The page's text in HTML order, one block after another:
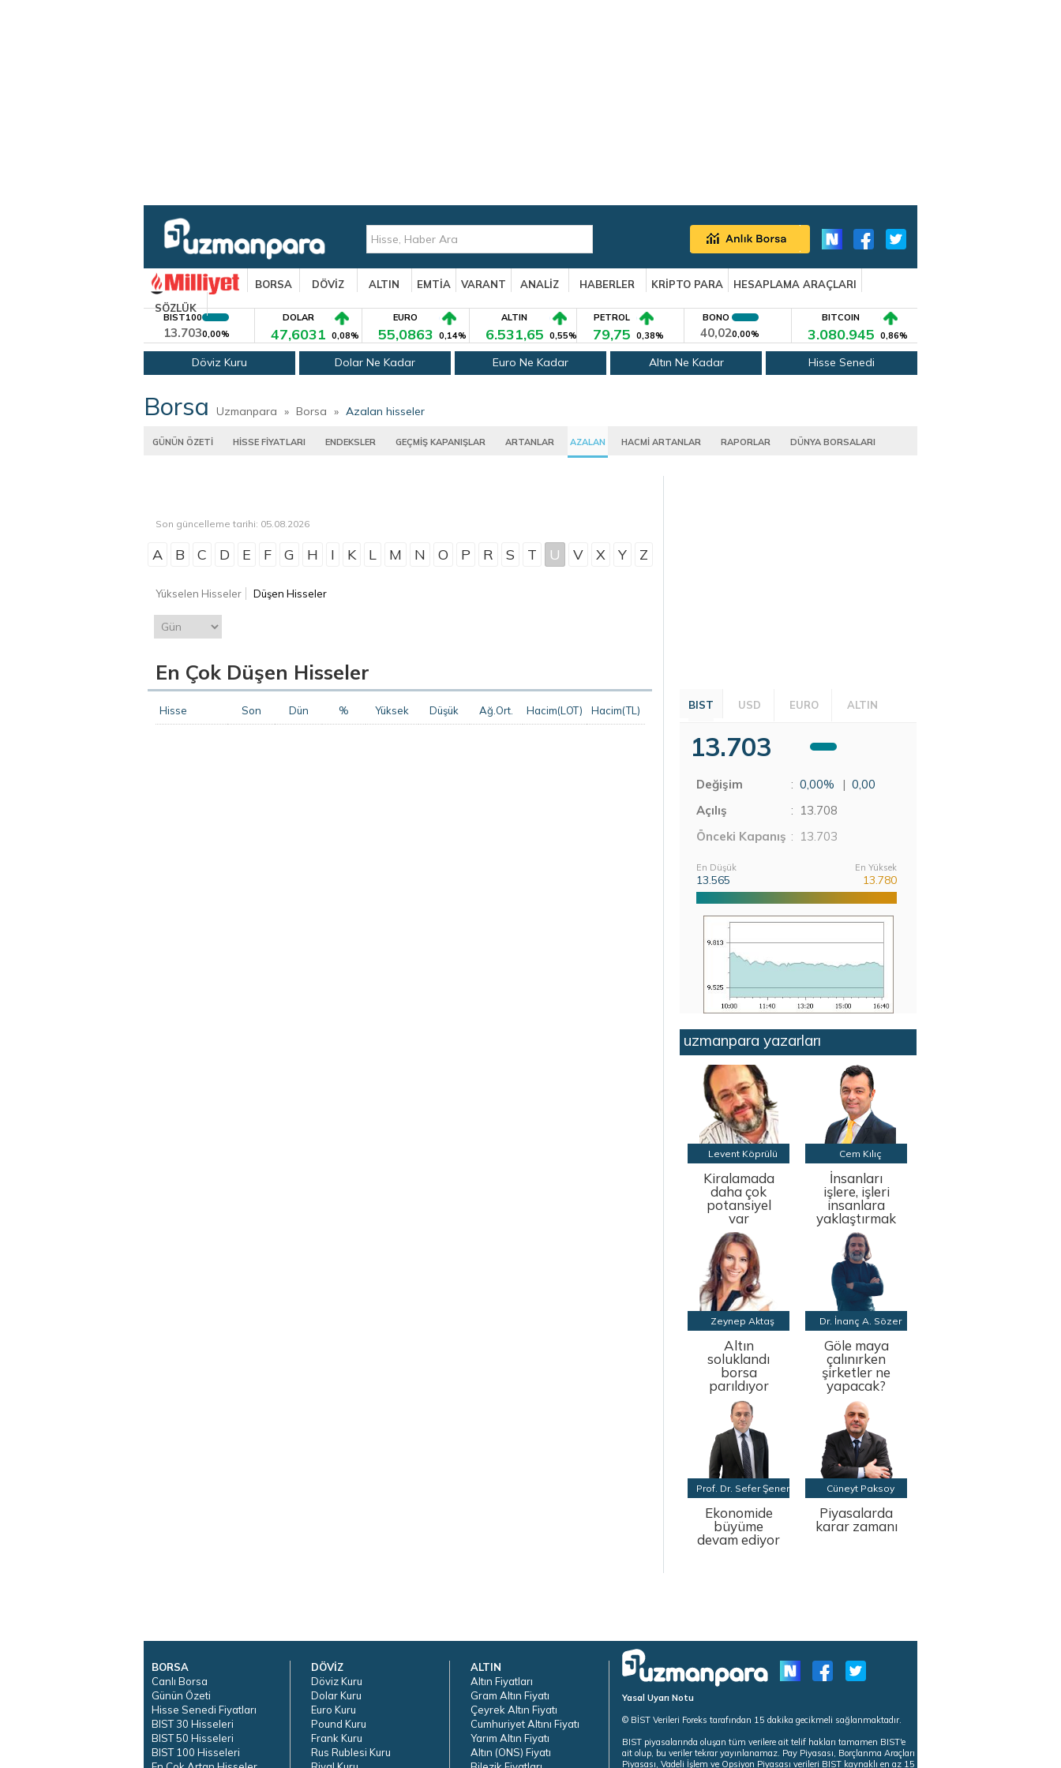
BORSA DÖVİZ ALTIN EMTİA VARANT ANALİZ HABERLER KRİPTO PARA
HESAPLAMA ARAÇLARI
SÖZLÜK
BIST100
13.7030,00%
DOLAR
47,6031 0,08%
EURO
55,0863 0,14%
ALTIN
6.531,65 0,55%
PETROL
79,75 0,38%
BONO
40,020,00%
BITCOIN
3.080.945 0,86%
Döviz Kuru Dolar Ne Kadar Euro Ne Kadar Altın Ne Kadar Hisse Senedi
Borsa Uzmanpara » Borsa » Azalan hisseler
GÜNÜN ÖZETİ HİSSE FİYATLARI ENDEKSLER GEÇMİŞ KAPANIŞLAR ARTANLAR AZALAN HACMİ ARTANLAR RAPORLAR DÜNYA BORSALARI
Son güncelleme tarihi: 05.08.2026
A B C D E F G H I K L M N O P R S T U V X Y Z
Yükselen Hisseler Düşen Hisseler
En Çok Düşen Hisseler
Hisse Son Dün % Yüksek Düşük Ağ.Ort. Hacim(LOT) Hacim(TL) BIST USD EURO ALTIN
13.703
Değişim : 0,00% | 0,00
Açılış
: 13.708
Önceki Kapanış : 13.703
En Düşük
13.565
En Yüksek
13.780
uzmanpara yazarları
Levent Köprülü
Kiralamada
daha çok
potansiyel
var
Cem Kılıç
İnsanları
işlere, işleri
insanlara
yaklaştırmak
Zeynep Aktaş
Altın
soluklandı
borsa
parıldıyor
Dr. İnanç A. Sözer
Göle maya
çalınırken
şirketler ne
yapacak?
Prof. Dr. Sefer Şener
Ekonomide
büyüme
devam ediyor
Cüneyt Paksoy
Piyasalarda
karar zamanı
BORSA
Canlı Borsa
Günün Özeti
Hisse Senedi Fiyatları
BIST 30 Hisseleri
BIST 50 Hisseleri
BIST 100 Hisseleri
DÖVİZ
Döviz Kuru
Dolar Kuru
Euro Kuru
Pound Kuru
Frank Kuru
Rus Rublesi Kuru
ALTIN
Altın Fiyatları
Gram Altın Fiyatı
Çeyrek Altın Fiyatı
Cumhuriyet Altını Fiyatı
Yarım Altın Fiyatı
Altın (ONS) Fiyatı
Yasal Uyarı Notu
© BİST Verileri Foreks tarafından 15 dakika gecikmeli sağlanmaktadır.
BIST piyasalarında oluşan tüm verilere ait telif hakları tamamen BIST'e
ait olup, bu veriler tekrar yayınlanamaz. Pay Piyasası, Borçlanma Araçları
Piyasası, Vadeli İşlem ve Opsiyon Piyasası verileri BIST kaynaklı en az 15